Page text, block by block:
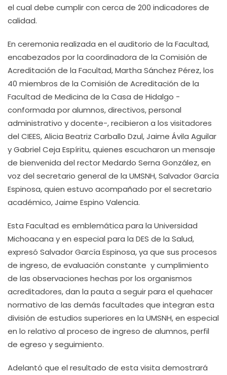
el cual debe cumplir con cerca de 200 indicadores de
calidad.
En ceremonia realizada en el auditorio de la Facultad,
encabezados por la coordinadora de la Comisión de
Acreditación de la Facultad, Martha Sánchez Pérez, los
40 miembros de la Comisión de Acreditación de la
Facultad de Medicina de la Casa de Hidalgo -
conformada por alumnos, directivos, personal
administrativo y docente-, recibieron a los visitadores
del CIEES, Alicia Beatriz Carballo Dzul, Jaime Ávila Aguilar
y Gabriel Ceja Espíritu, quienes escucharon un mensaje
de bienvenida del rector Medardo Serna González, en
voz del secretario general de la UMSNH, Salvador García
Espinosa, quien estuvo acompañado por el secretario
académico, Jaime Espino Valencia.
Esta Facultad es emblemática para la Universidad
Michoacana y en especial para la DES de la Salud,
expresó Salvador García Espinosa, ya que sus procesos
de ingreso, de evaluación constante y cumplimiento
de las observaciones hechas por los organismos
acreditadores, dan la pauta a seguir para el quehacer
normativo de las demás facultades que integran esta
división de estudios superiores en la UMSNH, en especial
en lo relativo al proceso de ingreso de alumnos, perfil
de egreso y seguimiento.
Adelantó que el resultado de esta visita demostrará